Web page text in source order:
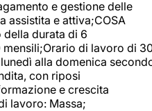
e gestione delle
assistita e attiva;COSA
della durata di 6
di lavoro di
alla domenica
con riposi
e crescita
lavoro: Massa;